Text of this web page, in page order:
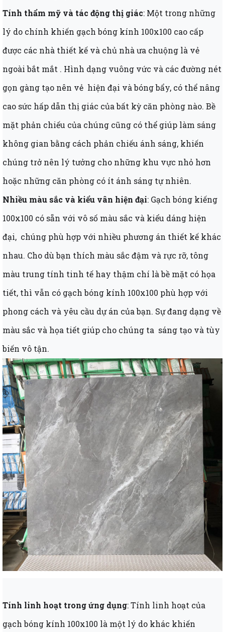
Tính thẩm mỹ và tác động thị giác: Một trong những
lý do chính khiến gạch bóng kính 100x100 cao cấp
được các nhà thiết kế và chủ nhà ưa chuộng là vẻ
ngoài bắt mắt . Hình dạng vuông vức và các đường nét
gọn gàng tạo nên vẻ hiện đại và bóng bẩy, có thể nâng
cao sức hấp dẫn thị giác của bất kỳ căn phòng nào. Bề
mặt phản chiếu của chúng cũng có thể giúp làm sáng
không gian bằng cách phản chiếu ánh sáng, khiến
chúng trở nên lý tưởng cho những khu vực nhỏ hơn
hoặc những căn phòng có ít ánh sáng tự nhiên.
Nhiều màu sắc và kiểu vân hiện đại: Gạch bóng kiếng
100x100 có sẵn với vô số màu sắc và kiểu dáng hiện
đại, chúng phù hợp với nhiều phương án thiết kế khác
nhau. Cho dù bạn thích màu sắc đậm và rực rỡ, tông
màu trung tính tinh tế hay thậm chí là bề mặt có họa
tiết, thì vẫn có gạch bóng kính 100x100 phù hợp với
phong cách và yêu cầu dự án của bạn. Sự đang dạng về
màu sắc và họa tiết giúp cho chúng ta sáng tạo và tùy
biến vô tận.
Tính linh hoạt trong ứng dụng: Tính linh hoạt của
gạch bóng kính 100x100 là một lý do khác khiến